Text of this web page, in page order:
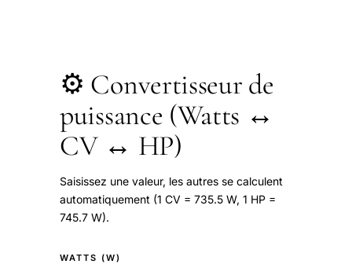
⚙️ Convertisseur de
puissance (Watts ↔
CV ↔ HP)
Saisissez une valeur, les autres se calculent
automatiquement (1 CV = 735.5 W, 1 HP =
745.7 W).
WATTS (W)